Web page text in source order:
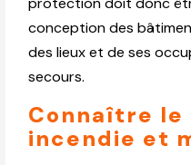
conception des
des lieux et de ses
secours.
Connaître le
incendie et